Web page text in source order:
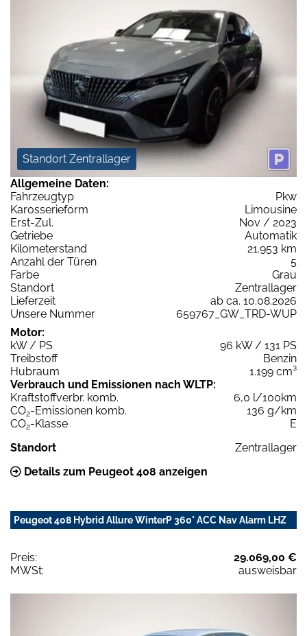
Standort Zentrallager
Allgemeine Daten:
Fahrzeugtyp
Pkw
Karosserieform
Limousine
Erst-Zul.
Nov / 2023
Getriebe
Automatik
Kilometerstand
21.953 km
Anzahl der Türen
5
Farbe
Grau
Standort
Zentrallager
Lieferzeit
ab ca. 10.08.2026
Unsere Nummer
659767_GW_TRD-WUP
Motor:
kW / PS
96 kW / 131 PS
Treibstoff
Benzin
Hubraum
1.199 cm³
Verbrauch und Emissionen nach WLTP:
Kraftstoffverbr. komb.
6,0 l/100km
CO2-Emissionen komb.
136 g/km
CO2-Klasse
E
Standort
Zentrallager
Details zum Peugeot 408 anzeigen
Peugeot 408 Hybrid Allure WinterP 360° ACC Nav Alarm LHZ
Preis:
29.069,00 €
MWSt:
ausweisbar